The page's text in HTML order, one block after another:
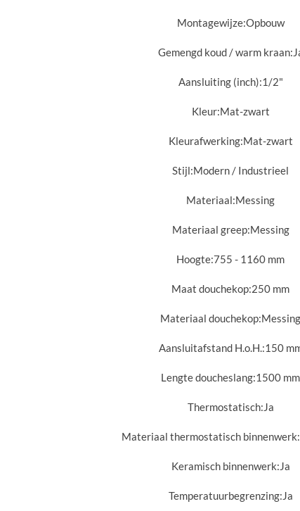
Montagewijze:Opbouw
Gemengd koud / warm kraan:
Aansluiting (inch):1/2"
Kleur:Mat-zwart
Kleurafwerking:Mat-zwart
Stijl:Modern / Industrieel
Materiaal:Messing
Materiaal greep:Messing
Hoogte:755 - 1160 mm
Maat douchekop:250 mm
Materiaal douchekop:Messing
Aansluitafstand H.o.H.:150
Lengte doucheslang:1500 mm
Thermostatisch:Ja
Materiaal thermostatisch binnenwerk:
Keramisch binnenwerk:Ja
Temperatuurbegrenzing:Ja